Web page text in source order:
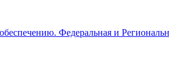
Федеральная и